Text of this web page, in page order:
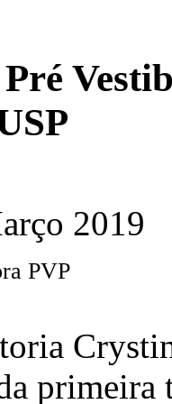
2019
PVP
primeira